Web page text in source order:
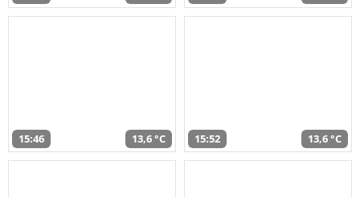
15:46 13,6 °C 15:52 13,6 °C